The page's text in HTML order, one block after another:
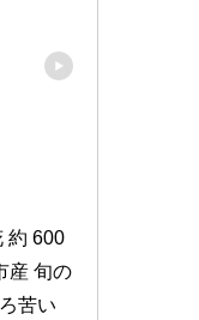
約 600
産 旬の
苦い